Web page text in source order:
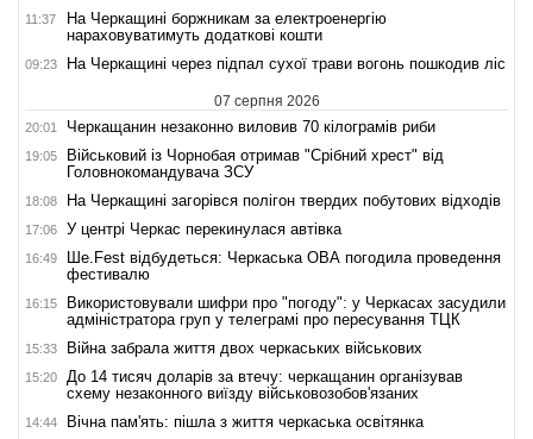
11:37
На Черкащині боржникам за електроенергію
нараховуватимуть додаткові кошти
09:23 На Черкащині через підпал сухої трави вогонь пошкодив ліс
07 серпня 2026
20:01 Черкащанин незаконно виловив 70 кілограмів риби
19:05
Військовий із Чорнобая отримав "Срібний хрест" від
Головнокомандувача ЗСУ
18:08 На Черкащині загорівся полігон твердих побутових відходів
17:06 У центрі Черкас перекинулася автівка
16:49
Ше.Fest відбудеться: Черкаська ОВА погодила проведення
фестивалю
16:15
Використовували шифри про "погоду": у Черкасах засудили
адміністратора груп у телеграмі про пересування ТЦК
15:33 Війна забрала життя двох черкаських військових
15:20
До 14 тисяч доларів за втечу: черкащанин організував
схему незаконного виїзду військовозобов'язаних
14:44 Вічна пам'ять: пішла з життя черкаська освітянка